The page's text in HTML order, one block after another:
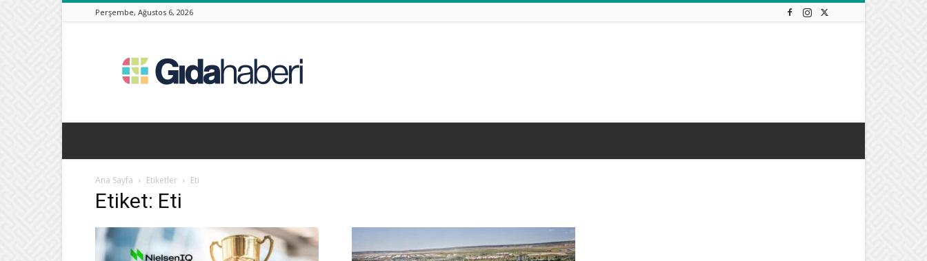
Perşembe, Ağustos 6, 2026
Haberleri,
Beslenme
Ana Sayfa Etiketler Eti
Etiket: Eti